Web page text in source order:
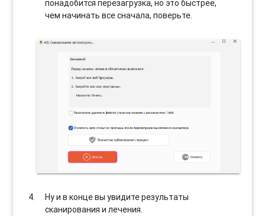
понадобится перезагрузка, но это быстрее,
чем начинать все сначала, поверьте.
Ну и в конце вы увидите результаты
сканирования и лечения.